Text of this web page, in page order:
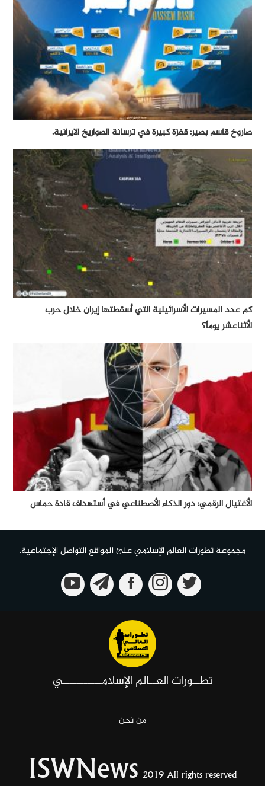
صاروخ قاسم بصير: قفزة كبيرة في ترسانة الصواريخ الايرانية.
كم عدد المسيرات الأسرائيلية التي أسقطتها إيران خلال حرب
الأثناعشر يوماً؟
الأغتيال الرقمي: دور الذكاء الأصطناعي في أستهداف قادة حماس
مجموعة تطورات العالم الإسلامي علئ المواقع التواصل الإجتماعية.
تطــورات العــالم الإسلامـــــــــــي
من نحن
ISWNews 2019 All rights reserved